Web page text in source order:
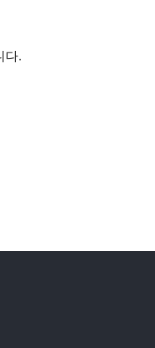
다.